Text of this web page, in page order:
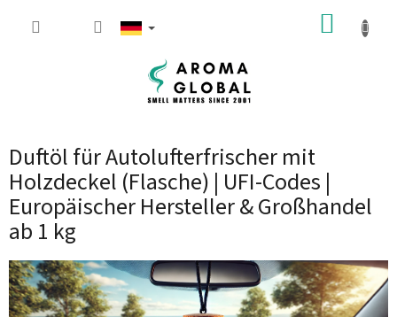
Duftöl für Autolufterfrischer mit
Holzdeckel (Flasche) | UFI-Codes |
Europäischer Hersteller & Großhandel
ab 1 kg